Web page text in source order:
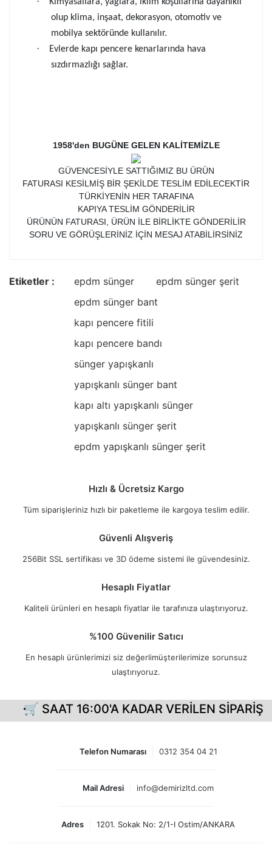
olup klima, inşaat, dekorasyon, otomotiv ve
mobilya sektöründe kullanılır.
·
Evlerde kapı pencere kenarlarında hava
sızdırmazlığı sağlar.
1958'den BUGÜNE GELEN KALİTEMİZLE
GÜVENCESİYLE SATTIĞIMIZ BU ÜRÜN
FATURASI KESİLMİŞ BİR ŞEKİLDE TESLİM EDİLECEKTİR
TÜRKİYENİN HER TARAFINA
KAPIYA TESLİM GÖNDERİLİR
ÜRÜNÜN FATURASI, ÜRÜN İLE BİRLİKTE GÖNDERİLİR
SORU VE GÖRÜŞLERİNİZ İÇİN MESAJ ATABİLİRSİNİZ
Etiketler : epdm sünger
epdm sünger şerit
epdm sünger bant
kapı pencere fitili
kapı pencere bandı
sünger yapışkanlı
yapışkanlı sünger bant
kapı altı yapışkanlı sünger
yapışkanlı sünger şerit
epdm yapışkanlı sünger şerit
Hızlı & Ücretsiz Kargo
Tüm siparişleriniz hızlı bir paketleme ile kargoya teslim edilir.
Güvenli Alışveriş
256Bit SSL sertifikası ve 3D ödeme sistemi ile güvendesiniz.
Hesaplı Fiyatlar
Kaliteli ürünleri en hesaplı fiyatlar ile tarafınıza ulaştırıyoruz.
%100 Güvenilir Satıcı
En hesaplı ürünlerimizi siz değerlimüşterilerimize sorunsuz
ulaştırıyoruz.
16:00'A KADAR VERİLEN
Telefon Numarası 0312 354 04 21
Mail Adresi info@demirizltd.com
Adres 1201. Sokak No: 2/1-I Ostim/ANKARA